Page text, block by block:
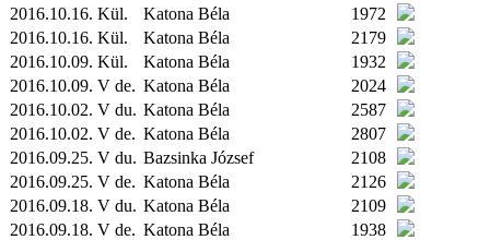
2016.10.16. Kül. Katona Béla
1972
2016.10.16. Kül. Katona Béla
2179
2016.10.09. Kül. Katona Béla
1932
2016.10.09. V de. Katona Béla
2024
2016.10.02. V du. Katona Béla
2587
2016.10.02. V de. Katona Béla
2807
2016.09.25. V du. Bazsinka József
2108
2016.09.25. V de. Katona Béla
2126
2016.09.18. V du. Katona Béla
2109
2016.09.18. V de. Katona Béla
1938